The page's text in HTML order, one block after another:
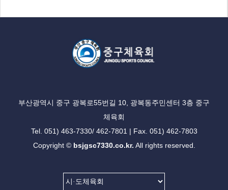
부산광역시 중구 광복로55번길 10, 광복동주민센터 3층 중구
체육회
Tel. 051) 463-7330/ 462-7801 | Fax. 051) 462-7803
Copyright © bsjgsc7330.co.kr. All rights reserved.